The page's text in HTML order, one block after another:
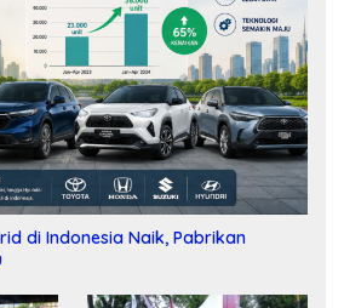
di Indonesia Naik, Pabrikan